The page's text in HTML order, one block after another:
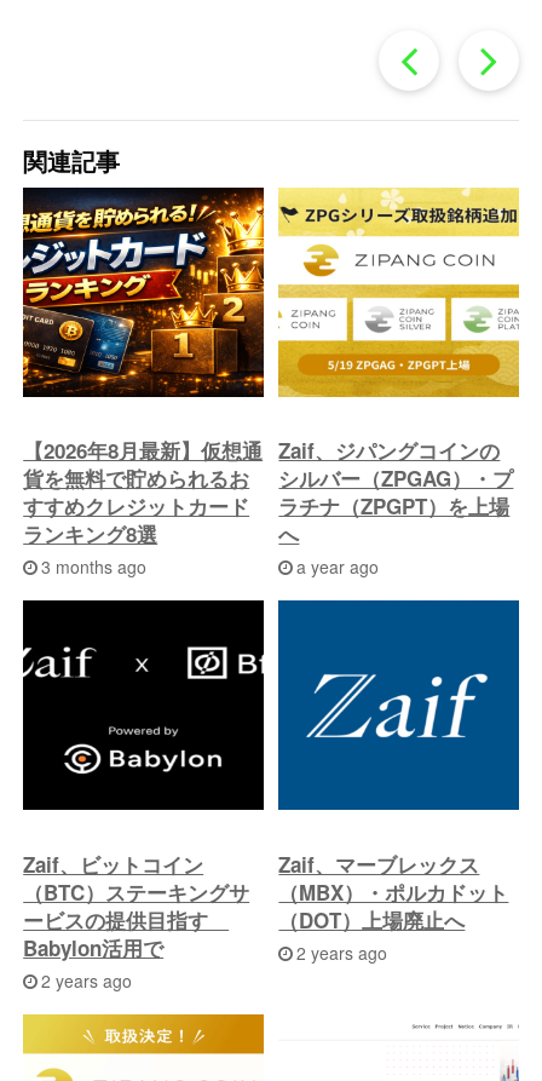
過
去
の
投
稿
へ
関連記事
【2026年8月最新】仮想通
貨を無料で貯められるお
すすめクレジットカード
ランキング8選
3 months ago
Zaif、ジパングコインの
シルバー（ZPGAG）・プ
ラチナ（ZPGPT）を上場
へ
a year ago
Zaif、ビットコイン
（BTC）ステーキングサ
ービスの提供目指す
Babylon活用で
2 years ago
Zaif、マーブレックス
（MBX）・ポルカドット
（DOT）上場廃止へ
2 years ago